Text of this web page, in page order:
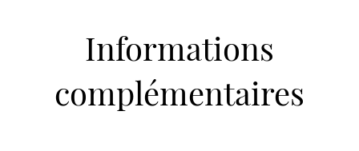
Informations
complémentaires